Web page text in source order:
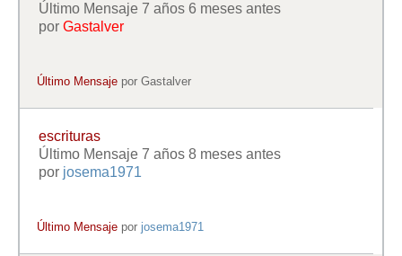
Último Mensaje 7 años 6 meses antes
por Gastalver
Último Mensaje porGastalver
escrituras
Último Mensaje 7 años 8 meses antes
por josema1971
Último Mensaje por josema1971